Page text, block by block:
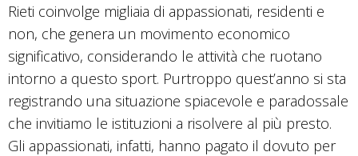
Rieti coinvolge migliaia di appassionati, residenti e
non, che genera un movimento economico
significativo, considerando le attività che ruotano
intorno a questo sport. Purtroppo quest’anno si sta
registrando una situazione spiacevole e paradossale
che invitiamo le istituzioni a risolvere al più presto.
Gli appassionati, infatti, hanno pagato il dovuto per